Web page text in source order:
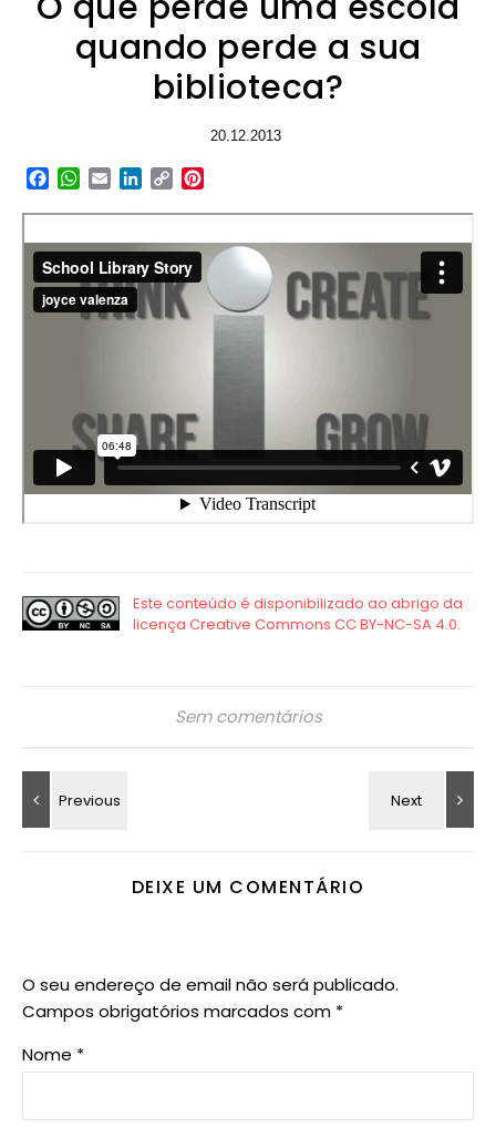
quando perde a sua
biblioteca?
20.12.2013
Facebook
WhatsApp
EmailLinkedIn
Copy
Sem comentários
DEIXE UM COMENTÁRIO
O seu endereço de email não será publicado.
Campos obrigatórios marcados com *
Nome *